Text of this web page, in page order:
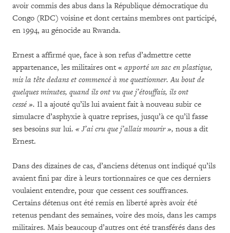
avoir commis des abus dans la République démocratique du
Congo (RDC) voisine et dont certains membres ont participé,
en 1994, au génocide au Rwanda.
Ernest a affirmé que, face à son refus d’admettre cette
appartenance, les militaires ont « apporté un sac en plastique,
mis la tête dedans et commencé à me questionner. Au bout de
quelques minutes, quand ils ont vu que j’étouffais, ils ont
cessé ». Il a ajouté qu’ils lui avaient fait à nouveau subir ce
simulacre d’asphyxie à quatre reprises, jusqu’à ce qu’il fasse
ses besoins sur lui. « J’ai cru que j’allais mourir », nous a dit
Ernest.
Dans des dizaines de cas, d’anciens détenus ont indiqué qu’ils
avaient fini par dire à leurs tortionnaires ce que ces derniers
voulaient entendre, pour que cessent ces souffrances.
Certains détenus ont été remis en liberté après avoir été
retenus pendant des semaines, voire des mois, dans les camps
militaires. Mais beaucoup d’autres ont été transférés dans des